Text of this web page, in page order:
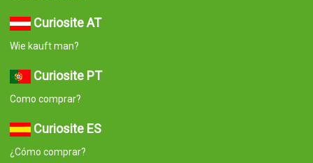
Curiosite AT
Wie kauft man?
Curiosite PT
Como comprar?
Curiosite ES
¿Cómo comprar?